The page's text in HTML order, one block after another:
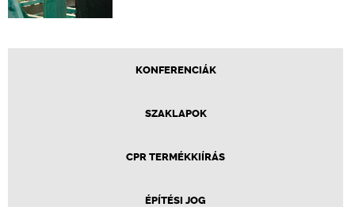
KONFERENCIÁK
SZAKLAPOK
CPR TERMÉKKIÍRÁS
ÉPÍTÉSI JOG